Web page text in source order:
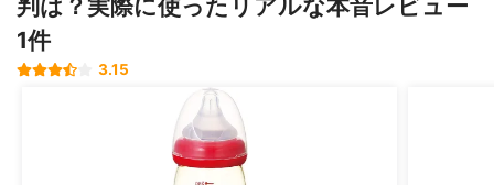
判は？実際に使ったリアルな本音レビュー
1件
3.15